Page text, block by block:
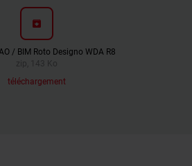
archive
/ BIM Roto Designo WDA R8
zip, 143 Ko
téléchargement